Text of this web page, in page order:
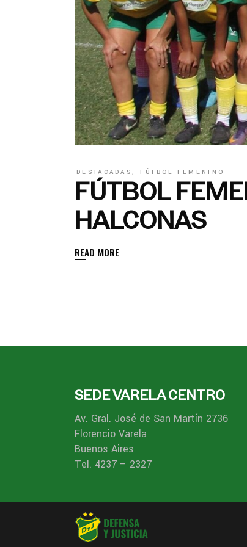
DESTACADAS, FÚTBOL FEMENINO
FÚTBOL
HALCONAS
READ MORE
SEDE VARELA CENTRO
Av. Gral. José de San Martín 2736
Florencio Varela
Buenos Aires
Tel. 4237 – 2327